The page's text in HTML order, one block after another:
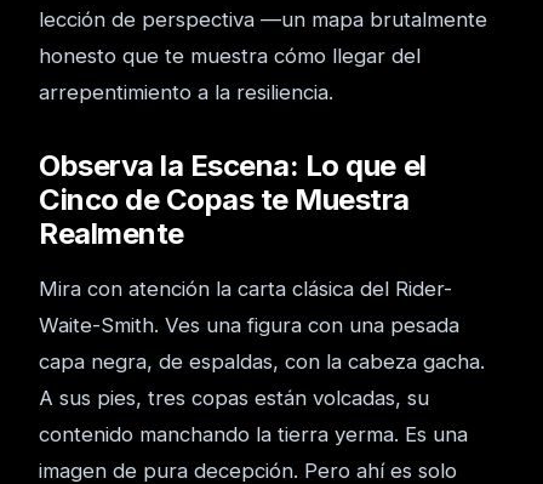
lección de perspectiva —un mapa brutalmente
honesto que te muestra cómo llegar del
arrepentimiento a la resiliencia.
Observa la Escena: Lo que el
Cinco de Copas te Muestra
Realmente
Mira con atención la carta clásica del Rider-
Waite-Smith. Ves una figura con una pesada
capa negra, de espaldas, con la cabeza gacha.
A sus pies, tres copas están volcadas, su
contenido manchando la tierra yerma. Es una
imagen de pura decepción. Pero ahí es solo